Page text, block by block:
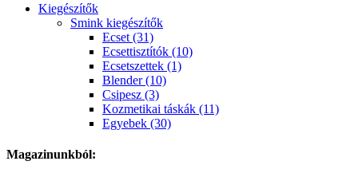
Kiegészítők
Smink kiegészítők
Ecset (31)
Ecsettisztítók (10)
Ecsetszettek (1)
Blender (10)
Csipesz (3)
Kozmetikai táskák (11)
Egyebek (30)
Magazinunkból: